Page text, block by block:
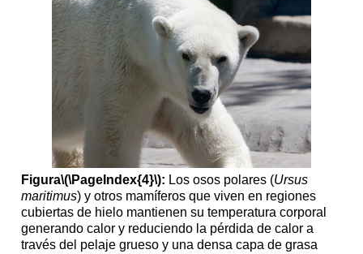
Figura\(\PageIndex{4}\): Los osos polares (Ursus
maritimus) y otros mamíferos que viven en regiones
cubiertas de hielo mantienen su temperatura corporal
generando calor y reduciendo la pérdida de calor a
través del pelaje grueso y una densa capa de grasa